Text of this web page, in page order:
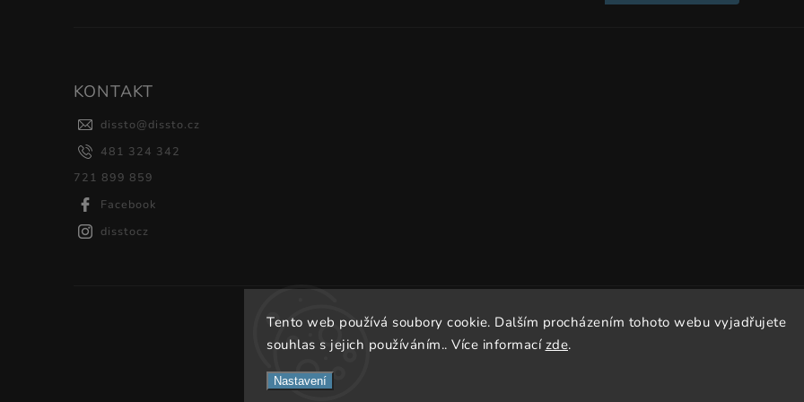
Tento web používá soubory cookie. Dalším procházením tohoto webu vyjadřujete
souhlas s jejich používáním.. Více informací zde.
Nastavení
KONTAKT
dissto@dissto.cz
481 324 342
721 899 859
Facebook
disstocz
Copyright 2026Dissto. Všechna práva vyhrazena.
VytvořilShoptet